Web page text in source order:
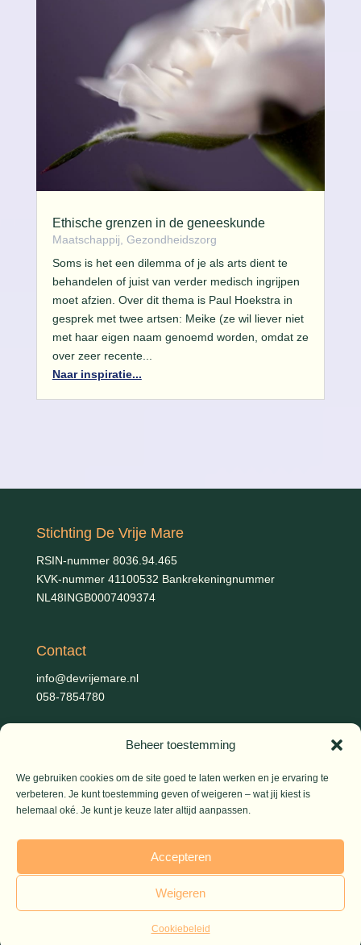
Beheer toestemming
We gebruiken cookies om de site goed te laten werken en je ervaring te
verbeteren. Je kunt toestemming geven of weigeren – wat jij kiest is
helemaal oké. Je kunt je keuze later altijd aanpassen.
Accepteren
Weigeren
Cookiebeleid
Ethische grenzen in de geneeskunde
Maatschappij, Gezondheidszorg
Soms is het een dilemma of je als arts dient te
behandelen of juist van verder medisch ingrijpen
moet afzien. Over dit thema is Paul Hoekstra in
gesprek met twee artsen: Meike (ze wil liever niet
met haar eigen naam genoemd worden, omdat ze
over zeer recente...
Naar inspiratie...
Stichting De Vrije Mare
RSIN-nummer 8036.94.465
KVK-nummer 41100532 Bankrekeningnummer
NL48INGB0007409374
Contact
info@devrijemare.nl
058-7854780
Gerold Febis, Johanna Koelman, Ronald de Jong,Aart
Blom (artikelen), Iris Planting (Marieke)